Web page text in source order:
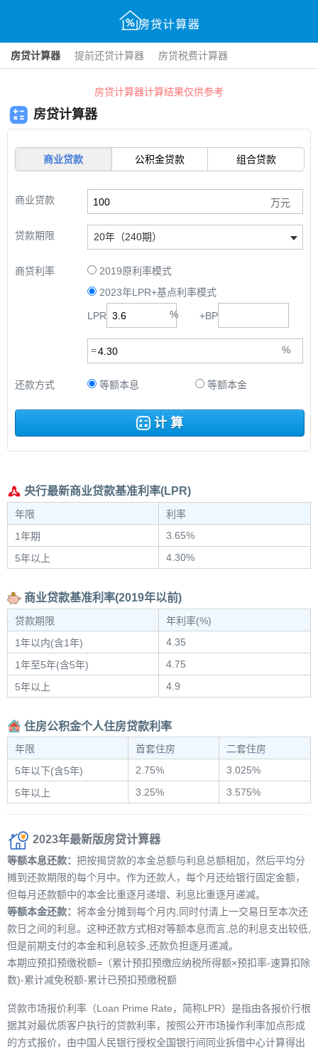
房贷计算器 提前还贷计算器 房贷税费计算器
房贷计算器计算结果仅供参考
房贷计算器
商业贷款 公积金贷款 组合贷款
商业贷款
贷款期限 20年（240期）
商贷利率
2019原利率模式
2023年LPR+基点利率模式
LPR +BP
还款方式 等额本息 等额本金
计 算
央行最新商业贷款基准利率(LPR)
年限
利率
1年期
3.65%
5年以上
4.30%
商业贷款基准利率(2019年以前)
贷款期限
年利率(%)
1年以内(含1年)
4.35
1年至5年(含5年)
4.75
5年以上
4.9
住房公积金个人住房贷款利率
年限 首套住房
二套住房
5年以下(含5年)
2.75%
3.025%
5年以上
3.25% 3.575%
2023年最新版房贷计算器
等额本息还款： 把按揭贷款的本金总额与利息总额相加，然后平均分
摊到还款期限的每个月中。作为还款人，每个月还给银行固定金额，
但每月还款额中的本金比重逐月递增、利息比重逐月递减。
等额本金还款： 将本金分摊到每个月内,同时付清上一交易日至本次还
款日之间的利息。这种还款方式相对等额本息而言,总的利息支出较低,
但是前期支付的本金和利息较多,还款负担逐月递减。
本期应预扣预缴税额=（累计预扣预缴应纳税所得额×预扣率-速算扣除
数)-累计减免税额-累计已预扣预缴税额
贷款市场报价利率（Loan Prime Rate，简称LPR）是指由各报价行根
据其对最优质客户执行的贷款利率，按照公开市场操作利率加点形成
的方式报价，由中国人民银行授权全国银行间同业拆借中心计算得出